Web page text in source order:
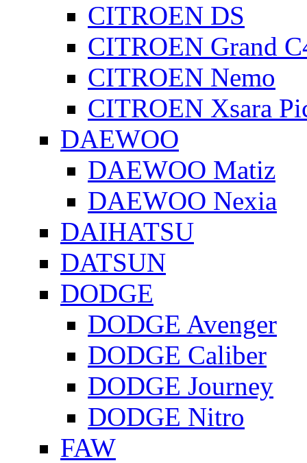
CITROEN DS
CITROEN Grand
CITROEN Nemo
CITROEN Xsara
DAEWOO
DAEWOO Matiz
DAEWOO Nexia
DAIHATSU
DATSUN
DODGE
DODGE Avenger
DODGE Caliber
DODGE Journey
DODGE Nitro
FAW